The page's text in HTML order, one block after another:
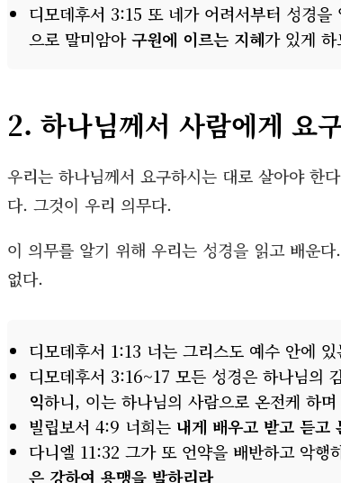
디모데후서 3:15 또 네가 어려서부터 성경
으로 말미암아구원에 이르는 지혜가 있게 하
2. 하나님께서 사람에게 요
우리는 하나님께서 요구하시는 대로 살아야 한
다. 그것이 우리 의무다.
이 의무를 알기 위해 우리는 성경을 읽고 배운
없다.
디모데후서 1:13 너는 그리스도 예수 안에
디모데후서 3:16~17 모든 성경은 하나님의
익하니, 이는 하나님의 사람으로 온전케 하
빌립보서 4:9 너희는 내게 배우고 받고 듣고
다니엘 11:32 그가 또 언약을 배반하고 악행
은 강하여 용맹을 발하리라